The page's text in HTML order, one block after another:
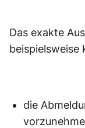
Das exakte
beispielsweise
die